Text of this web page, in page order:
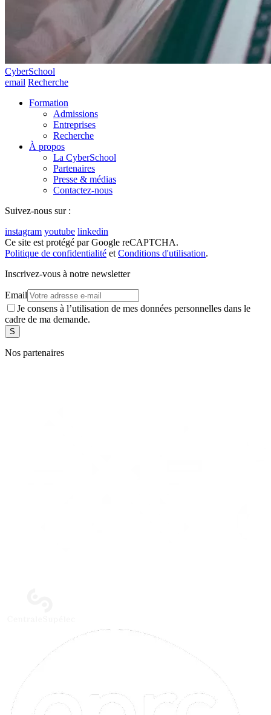
CyberSchool
email Recherche
Formation
Admissions
Entreprises
Recherche
À propos
La CyberSchool
Partenaires
Presse & médias
Contactez-nous
Suivez-nous sur :
instagram youtube linkedin
Ce site est protégé par Google reCAPTCHA.
Politique de confidentialité et Conditions d'utilisation.
Inscrivez-vous à notre newsletter
Email
Je consens à l’utilisation de mes données personnelles dans le
cadre de ma demande.
Nos partenaires